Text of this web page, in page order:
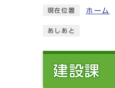
現在位置 ホーム
あしあと
建設課